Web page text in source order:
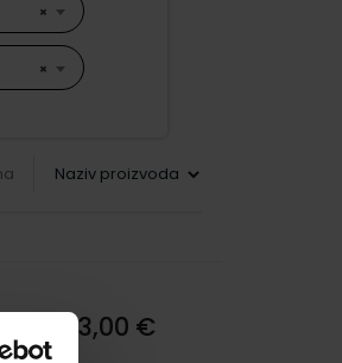
×
×
13,00 €